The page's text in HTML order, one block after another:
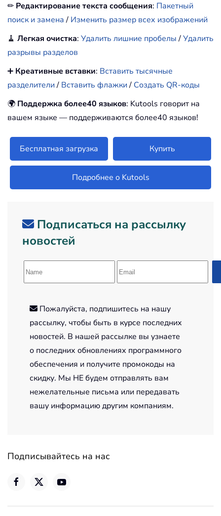
✏ Редактирование текста сообщения: Пакетный
поиск и замена/ Изменить размер всех изображений
🧹 Легкая очистка: Удалить лишние пробелы/Удалить
разрывы разделов
➕ Креативные вставки: Вставить тысячные
разделители/ Вставить флажки/ Создать QR-коды
🌍 Поддержка более40 языков: Kutools говорит на
вашем языке — поддерживаются более40 языков!
Бесплатная загрузка Купить
Подробнее о Kutools
Подписаться на рассылку
новостей
Пожалуйста, подпишитесь на нашу
рассылку, чтобы быть в курсе последних
новостей. В нашей рассылке вы узнаете
о последних обновлениях программного
обеспечения и получите промокоды на
скидку. Мы НЕ будем отправлять вам
нежелательные письма или передавать
вашу информацию другим компаниям.
Подписывайтесь на нас